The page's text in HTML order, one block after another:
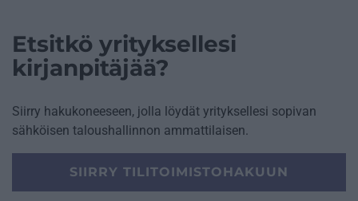
Etsitkö yrityksellesi
kirjanpitäjää?
Siirry hakukoneeseen, jolla löydät yrityksellesi sopivan
sähköisen taloushallinnon ammattilaisen.
SIIRRY TILITOIMISTOHAKUUN